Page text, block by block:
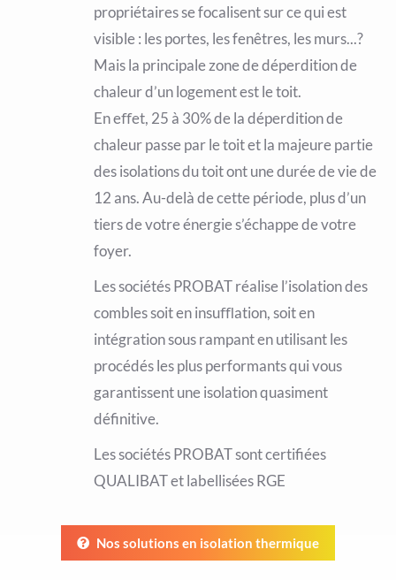
propriétaires se focalisent sur ce qui est
visible : les portes, les fenêtres, les murs...?
Mais la principale zone de déperdition de
chaleur d’un logement est le toit.
En eﬀet, 25 à 30% de la déperdition de
chaleur passe par le toit et la majeure partie
des isolations du toit ont une durée de vie de
12 ans. Au-delà de cette période, plus d’un
tiers de votre énergie s’échappe de votre
foyer.
Les sociétés PROBAT réalise l’isolation des
combles soit en insuﬄation, soit en
intégration sous rampant en utilisant les
procédés les plus performants qui vous
garantissent une isolation quasiment
définitive.
Les sociétés PROBAT sont certifiées
QUALIBAT et labellisées RGE
Nos solutions en isolation thermique